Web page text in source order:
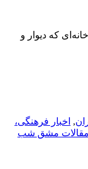
که دیوار و
, اخبار فرهنگی،
مقالات مشق شب